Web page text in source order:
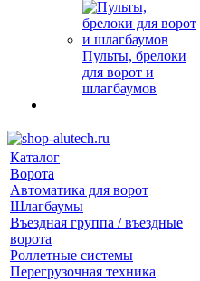
Пульты, брелоки
для ворот и
шлагбаумов
Каталог
Ворота
Автоматика для ворот
Шлагбаумы
Въездная группа / въездные
ворота
Роллетные системы
Перегрузочная техника